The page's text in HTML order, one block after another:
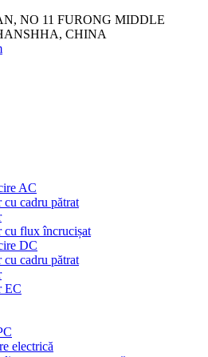
NO 11 FURONG MIDDLE
CHINA
AC
cu cadru pătrat
cu flux încrucișat
DC
cu cadru pătrat
EC
electrică